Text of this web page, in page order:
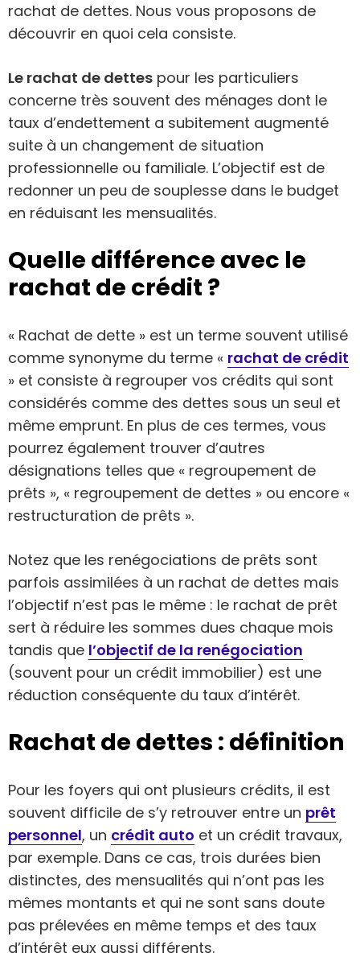
rachat de dettes. Nous vous proposons de
découvrir en quoi cela consiste.
Le rachat de dettes pour les particuliers
concerne très souvent des ménages dont le
taux d’endettement a subitement augmenté
suite à un changement de situation
professionnelle ou familiale. L’objectif est de
redonner un peu de souplesse dans le budget
en réduisant les mensualités.
Quelle différence avec le
rachat de crédit ?
« Rachat de dette » est un terme souvent utilisé
comme synonyme du terme « rachat de crédit
» et consiste à regrouper vos crédits qui sont
considérés comme des dettes sous un seul et
même emprunt. En plus de ces termes, vous
pourrez également trouver d’autres
désignations telles que « regroupement de
prêts », « regroupement de dettes » ou encore «
restructuration de prêts ».
Notez que les renégociations de prêts sont
parfois assimilées à un rachat de dettes mais
l’objectif n’est pas le même : le rachat de prêt
sert à réduire les sommes dues chaque mois
tandis que l’objectif de la renégociation
(souvent pour un crédit immobilier) est une
réduction conséquente du taux d’intérêt.
Rachat de dettes : définition
Pour les foyers qui ont plusieurs crédits, il est
souvent difficile de s’y retrouver entre un prêt
personnel, un crédit auto et un crédit travaux,
par exemple. Dans ce cas, trois durées bien
distinctes, des mensualités qui n’ont pas les
mêmes montants et qui ne sont sans doute
pas prélevées en même temps et des taux
d’intérêt eux aussi différents.